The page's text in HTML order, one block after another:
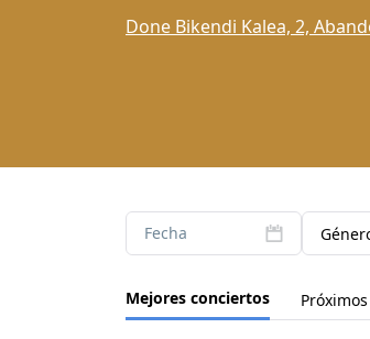
Done Bikendi Kalea, 2,
Fecha
Mejores conciertos Próximos